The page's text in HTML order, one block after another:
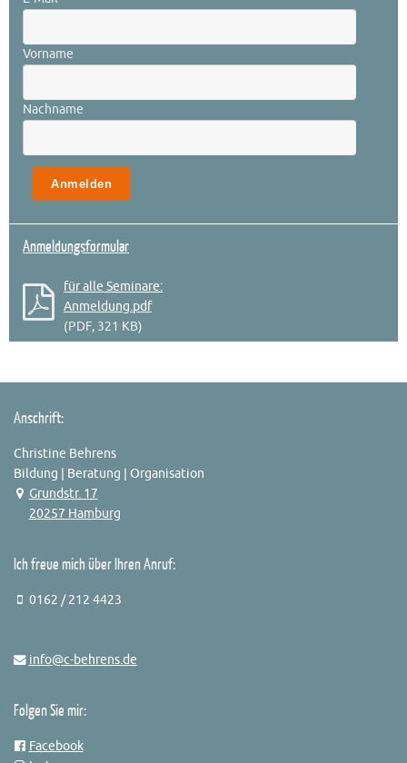
Vorname
Nachname
Anmeldungsformular
für alle Seminare:
Anmeldung.pdf
(PDF, 321 KB)
Anschrift:
Christine Behrens
Bildung | Beratung | Organisation
Grundstr. 17
20257 Hamburg
Ich freue mich über Ihren Anruf:
0162 / 212 4423
info@c-behrens.de
Folgen Sie mir:
Facebook